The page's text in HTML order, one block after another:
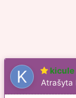
kicule
Atrašyta